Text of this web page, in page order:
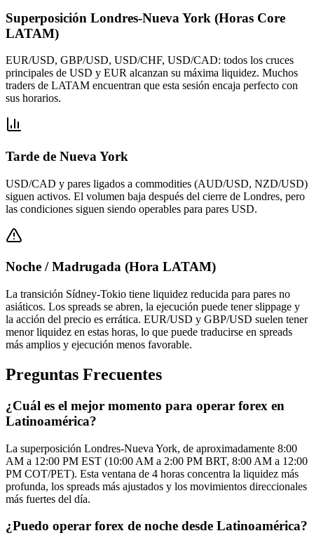
Superposición Londres-Nueva York (Horas Core
LATAM)
EUR/USD, GBP/USD, USD/CHF, USD/CAD: todos los cruces
principales de USD y EUR alcanzan su máxima liquidez. Muchos
traders de LATAM encuentran que esta sesión encaja perfecto con
sus horarios.
Tarde de Nueva York
USD/CAD y pares ligados a commodities (AUD/USD, NZD/USD)
siguen activos. El volumen baja después del cierre de Londres, pero
las condiciones siguen siendo operables para pares USD.
Noche / Madrugada (Hora LATAM)
La transición Sídney-Tokio tiene liquidez reducida para pares no
asiáticos. Los spreads se abren, la ejecución puede tener slippage y
la acción del precio es errática. EUR/USD y GBP/USD suelen tener
menor liquidez en estas horas, lo que puede traducirse en spreads
más amplios y ejecución menos favorable.
Preguntas Frecuentes
¿Cuál es el mejor momento para operar forex en
Latinoamérica?
La superposición Londres-Nueva York, de aproximadamente 8:00
AM a 12:00 PM EST (10:00 AM a 2:00 PM BRT, 8:00 AM a 12:00
PM COT/PET). Esta ventana de 4 horas concentra la liquidez más
profunda, los spreads más ajustados y los movimientos direccionales
más fuertes del día.
¿Puedo operar forex de noche desde Latinoamérica?